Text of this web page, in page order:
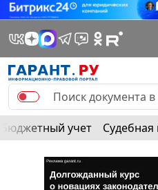
Бюджетный учет Судебная